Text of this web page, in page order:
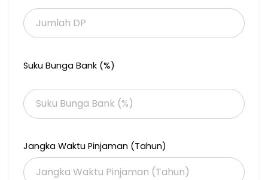
kw #165114.
Suku Bunga Bank (%)
Jangka Waktu Pinjaman (Tahun)